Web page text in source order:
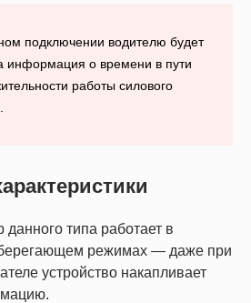
подключении водителю будет
информация о времени в пути
работы силового
типа работает в
режимах — даже при
устройство накапливает